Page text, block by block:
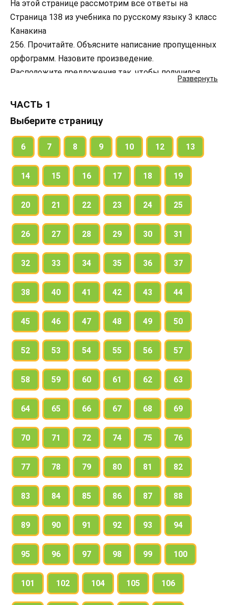
Развернуть
На этой странице рассмотрим все ответы на
Страница 138 из учебника по русскому языку 3 класс
Канакина
256. Прочитайте. Объясните написание пропущенных
орфограмм. Назовите произведение.
Расположите предложения так, чтобы получился
Придумайте к тексту заголовок. Запишите заголовок
257. Прочитайте выразительно.
Это стихотворение весёлое или грустное?
Объясните свой ответ. Какие слова вызвали у вас
улыбку?
Объясните правописание выделенных букв.
Спишите. Назовите знакомые части речи. Подберите
имена прилагательные к именам существительным
радуга, дождик.
ЧАСТЬ 1
Выберите страницу
6 7 8 9 10 12 13
14 15 16 17 18 19
20 21 22 23 24 25
26 27 28 29 30 31
32 33 34 35 36 37
38 40 41 42 43 44
45 46 47 48 49 50
52 53 54 55 56 57
58 59 60 61 62 63
64 65 66 67 68 69
70 71 72 74 75 76
77 78 79 80 81 82
83 84 85 86 87 88
89 90 91 92 93 94
95 96 97 98 99 100
101 102 104 105 106